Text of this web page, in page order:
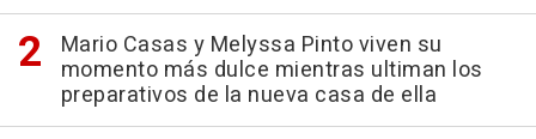
Mario Casas y Melyssa Pinto viven su
momento más dulce mientras ultiman los
preparativos de la nueva casa de ella